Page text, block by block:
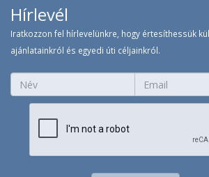
Hírlevél
Iratkozzon fel hírlevelünkre, hogy értesíthessük
ajánlatainkról és egyedi úti céljainkról.